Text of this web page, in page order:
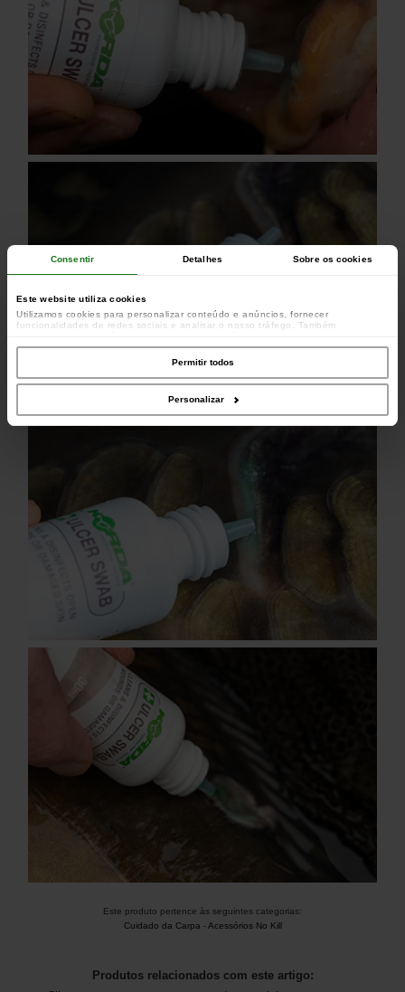
Consentir Detalhes Sobre os cookies
Este website utiliza cookies
Utilizamos cookies para personalizar conteúdo e anúncios, fornecer
funcionalidades de redes sociais e analisar o nosso tráfego. Também
parceiros de redes sociais, de publicidade e de análise, que as podem combinar
com outras informações que lhes forneceu ou recolhidas por estes a partir da
sua utilização dos respetivos serviços.
Permitir todos
Personalizar
Este produto pertence às seguintes categorias:
Cuidado da Carpa -Acessórios No Kill
Produtos relacionados com este artigo: